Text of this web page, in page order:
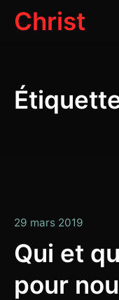
AllerChrist
29 mars 2019
2020
Qui et
pour